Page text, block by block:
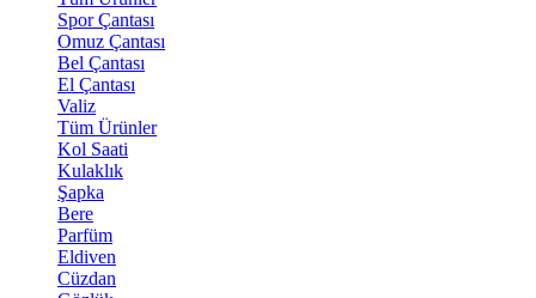
Spor Çantası
Omuz Çantası
Bel Çantası
El Çantası
Valiz
Tüm Ürünler
Kol Saati
Kulaklık
Şapka
Bere
Parfüm
Eldiven
Cüzdan